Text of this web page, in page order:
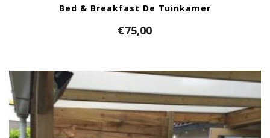
Bed & Breakfast De Tuinkamer
€75,00